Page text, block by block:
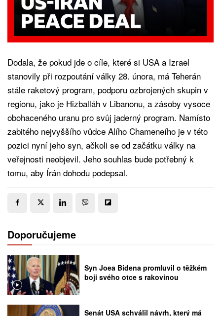
Dodala, že pokud jde o cíle, které si USA a Izrael
stanovily při rozpoutání války 28. února, má Teherán
stále raketový program, podporu ozbrojených skupin v
regionu, jako je Hizballáh v Libanonu, a zásoby vysoce
obohaceného uranu pro svůj jaderný program. Namísto
zabitého nejvyššího vůdce Alího Chameneího je v této
pozici nyní jeho syn, ačkoli se od začátku války na
veřejnosti neobjevil. Jeho souhlas bude potřebný k
tomu, aby Írán dohodu podepsal.
Doporučujeme
Syn Joea Bidena promluvil o těžkém
boji svého otce s rakovinou
Senát USA schválil návrh, který má